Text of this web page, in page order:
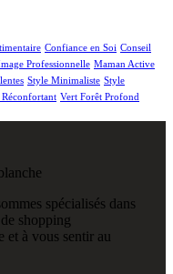
Confiance en Soi Conseil
Professionnelle Maman Active
Style Minimaliste Style
Réconfortant Vert Forêt Profond
spécialisés dans
shopping
et à vous sentir au